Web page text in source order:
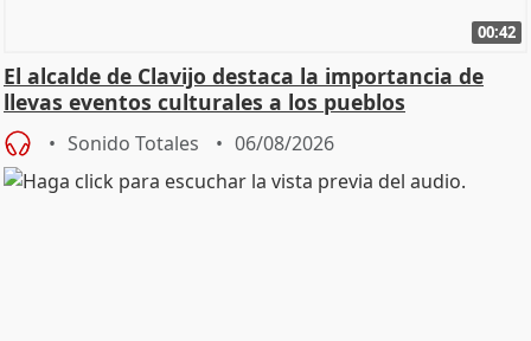
00:42
El alcalde de Clavijo destaca la importancia de
llevas eventos culturales a los pueblos
Sonido Totales 06/08/2026